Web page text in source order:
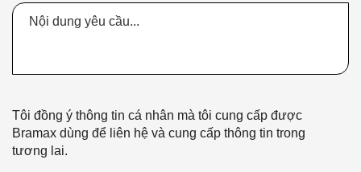
Tôi đồng ý thông tin cá nhân mà tôi cung cấp được
Bramax dùng để liên hệ và cung cấp thông tin trong
tương lai.